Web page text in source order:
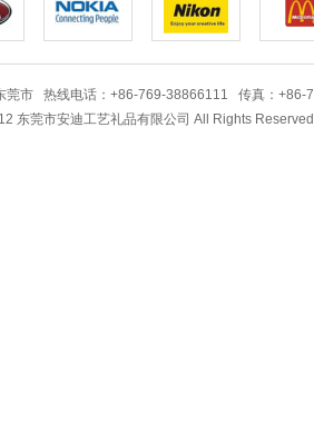
莞市 热线电话：+86-769-38866111 传真：
东莞市安迪工艺礼品有限公司 All Rights